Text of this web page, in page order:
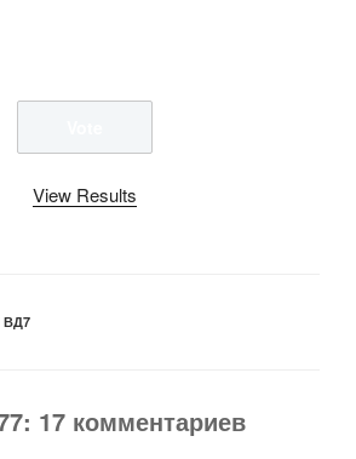
View Results
ВД7
17 комментариев